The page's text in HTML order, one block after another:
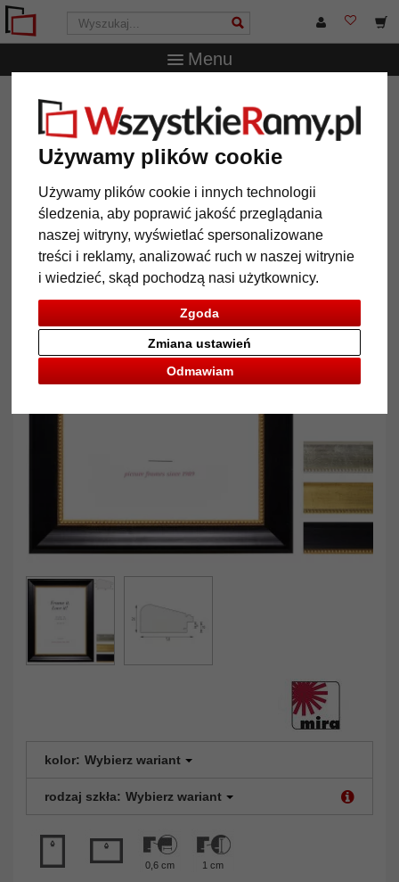
Używamy plików cookie
Używamy plików cookie i innych technologii
śledzenia, aby poprawić jakość przeglądania
naszej witryny, wyświetlać spersonalizowane
treści i reklamy, analizować ruch w naszej witrynie
i wiedzieć, skąd pochodzą nasi użytkownicy.
Zgoda
Odmawiam
Zmiana ustawień
Menu
WszystkieRamy.pl
szeroka, na wymiar
Barokowa rama Boulay szeroka,
na wymiar
kolor: Wybierz wariant
rodzaj szkła: Wybierz wariant
0,6 cm 1 cm